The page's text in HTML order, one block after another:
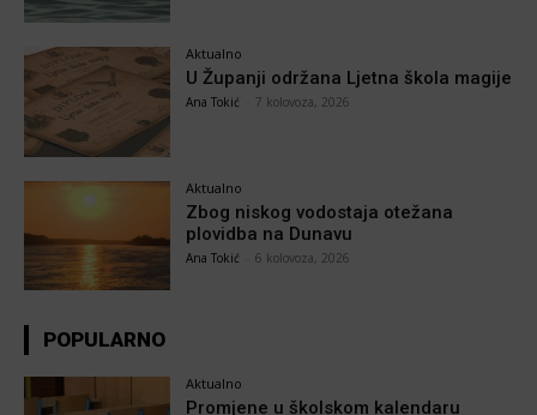
Aktualno
U Županji održana Ljetna škola magije
Ana Tokić 7 kolovoza, 2026
Aktualno
Zbog niskog vodostaja otežana
plovidba na Dunavu
Ana Tokić 6 kolovoza, 2026
POPULARNO
Aktualno
Promjene u školskom kalendaru